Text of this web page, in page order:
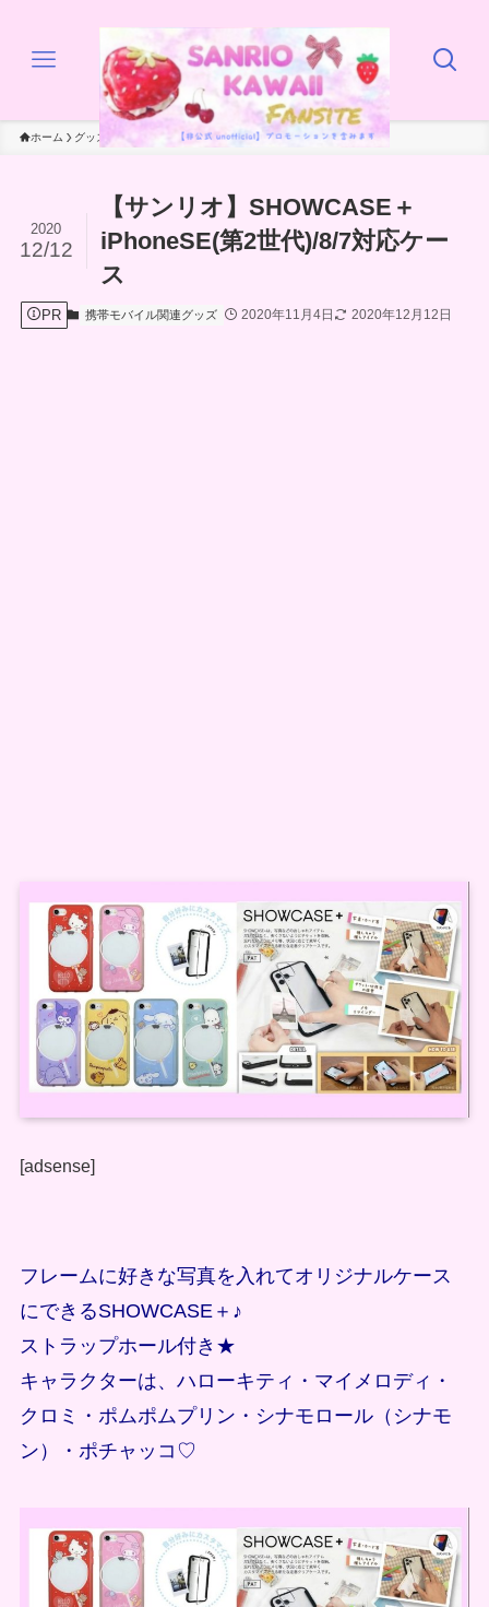
ホーム グッズ 携帯モバイル関連グッズ
【サンリオ】SHOWCASE＋
iPhoneSE(第2世代)/8/7対応ケー
ス
2020
12/12
PR 携帯モバイル関連グッズ 2020年11月4日 2020年12月12日
[adsense]
フレームに好きな写真を入れてオリジナルケース
にできるSHOWCASE＋♪
ストラップホール付き★
キャラクターは、ハローキティ・マイメロディ・
クロミ・ポムポムプリン・シナモロール（シナモ
ン）・ポチャッコ♡